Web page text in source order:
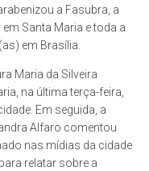
a Fasubra, a
Santa Maria e toda a
em Brasília.
Maria da Silveira
na última terça-feira,
Em seguida, a
Alfaro comentou
nas mídias da cidade
relatar sobre a